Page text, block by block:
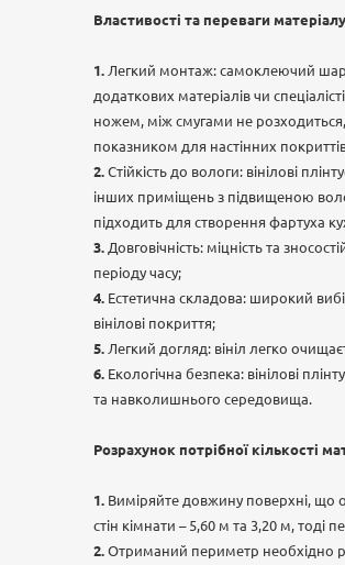
Властивості та переваги
Легкий монтаж: самоклеючий
додаткових матеріалів чи
ножем, між смугами не
показником для настінних
Стійкість до вологи: вінілові
інших приміщень з підвищеною
підходить для створення фартуха
Довговічність: міцність та
періоду часу;
Естетична складова: широкий
вінілові покриття;
Легкий догляд: вініл легко
Екологічна безпека: вінілові
та навколишнього середовища.
Розрахунок потрібної кількості
Виміряйте довжину поверхні, що
стін кімнати – 5,60 м та 3,20 м, тоді
Отриманий периметр необхідно